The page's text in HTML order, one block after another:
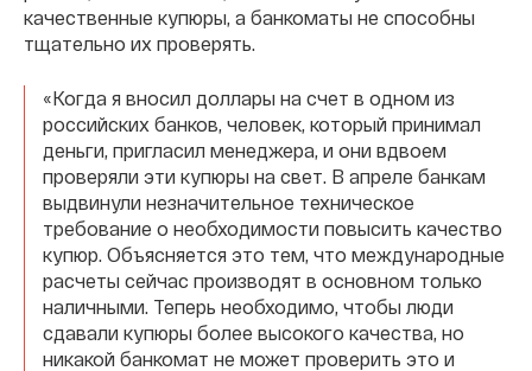
качественные купюры, а банкоматы не способны
тщательно их проверять.
«Когда я вносил доллары на счет в одном из
российских банков, человек, который принимал
деньги, пригласил менеджера, и они вдвоем
проверяли эти купюры на свет. В апреле банкам
выдвинули незначительное техническое
требование о необходимости повысить качество
купюр. Объясняется это тем, что международные
расчеты сейчас производят в основном только
наличными. Теперь необходимо, чтобы люди
сдавали купюры более высокого качества, но
никакой банкомат не может проверить это и